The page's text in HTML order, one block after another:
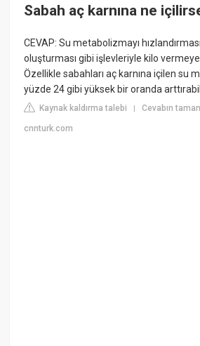
Sabah aç karnına ne
CEVAP: Su metabolizmayı
oluşturması gibi işlevleriyle kilo vermeye
Özellikle sabahları aç karnına içilen su
yüzde 24 gibi yüksek bir oranda
Kaynak kaldırma talebi |Cevabın
cnnturk.com